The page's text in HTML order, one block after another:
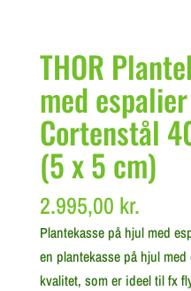
THOR
med
Cortenstål
(5 x 5 cm)
2.995,00 kr.
Plantekasse på hjul med
en plantekasse på hjul
kvalitet, som er ideel til fx